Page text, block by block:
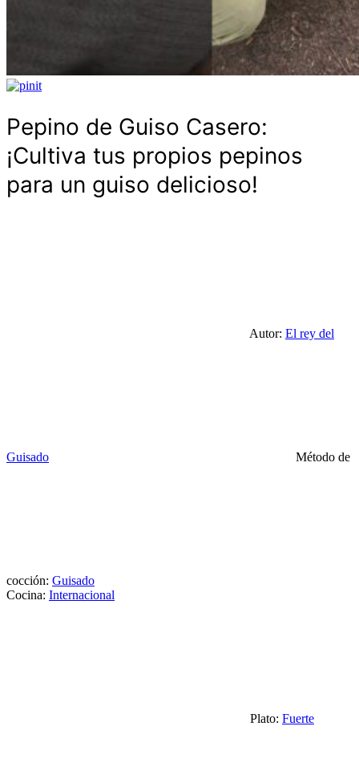
Pepino de Guiso Casero:
¡Cultiva tus propios pepinos
para un guiso delicioso!
Autor: El rey del
Guisado Método de
cocción: Guisado
Cocina: Internacional
Plato: Fuerte